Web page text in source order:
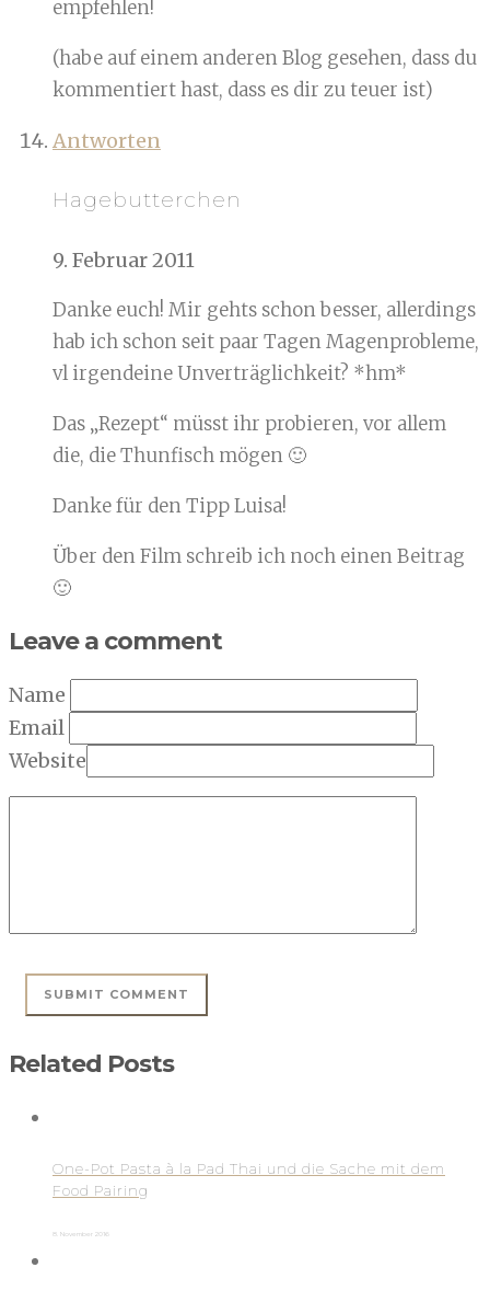
empfehlen!
(habe auf einem anderen Blog gesehen, dass du
kommentiert hast, dass es dir zu teuer ist)
Antworten
Hagebutterchen
9. Februar 2011
Danke euch! Mir gehts schon besser, allerdings
hab ich schon seit paar Tagen Magenprobleme,
vl irgendeine Unverträglichkeit? *hm*
Das „Rezept“ müsst ihr probieren, vor allem
die, die Thunfisch mögen 🙂
Danke für den Tipp Luisa!
Über den Film schreib ich noch einen Beitrag
🙂
Leave a comment
Name
Email
Website
Related Posts
One-Pot Pasta à la Pad Thai und die Sache mit dem
Food Pairing
8. November 2016